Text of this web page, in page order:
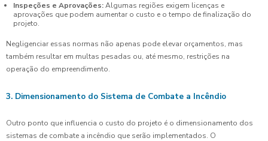
Inspeções e Aprovações:Algumas regiões exigem licenças e
aprovações que podem aumentar o custo e o tempo de finalização do
projeto.
Negligenciar essas normas não apenas pode elevar orçamentos, mas
também resultar em multas pesadas ou, até mesmo, restrições na
operação do empreendimento.
3. Dimensionamento do Sistema de Combate a Incêndio
Outro ponto que influencia o custo do projeto é o dimensionamento dos
sistemas de combate a incêndio que serão implementados. O